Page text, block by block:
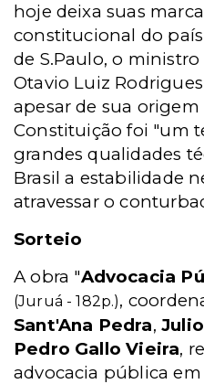
hoje deixa suas
constitucional do
de S.Paulo, o
Otavio Luiz
apesar de sua origem
Constituição foi "um
grandes qualidades
Brasil a estabilidade
atravessar o
Sorteio
A obra "Advocacia
(Juruá - 182p.),
Sant'Ana Pedra,
Pedro Gallo Vieira,
advocacia pública